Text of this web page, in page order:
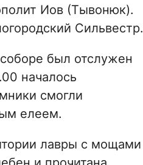
Иов (Тывонюк).
Сильвестр.
был отслужен
началось
смогли
елеем.
лавры с мощами